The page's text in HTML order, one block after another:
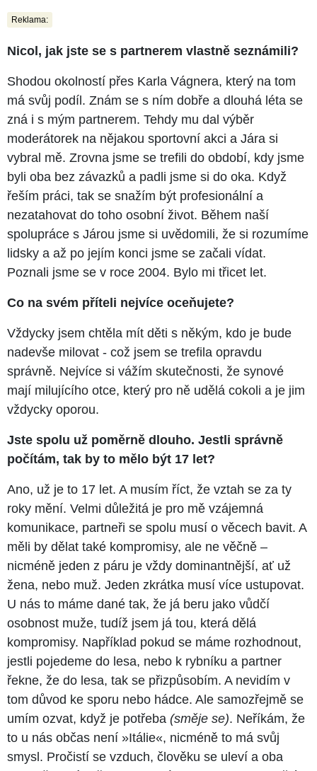
Reklama:
Nicol, jak jste se s partnerem vlastně seznámili?
Shodou okolností přes Karla Vágnera, který na tom
má svůj podíl. Znám se s ním dobře a dlouhá léta se
zná i s mým partnerem. Tehdy mu dal výběr
moderátorek na nějakou sportovní akci a Jára si
vybral mě. Zrovna jsme se trefili do období, kdy jsme
byli oba bez závazků a padli jsme si do oka. Když
řeším práci, tak se snažím být profesionální a
nezatahovat do toho osobní život. Během naší
spolupráce s Járou jsme si uvědomili, že si rozumíme
lidsky a až po jejím konci jsme se začali vídat.
Poznali jsme se v roce 2004. Bylo mi třicet let.
Co na svém příteli nejvíce oceňujete?
Vždycky jsem chtěla mít děti s někým, kdo je bude
nadevše milovat - což jsem se trefila opravdu
správně. Nejvíce si vážím skutečnosti, že synové
mají milujícího otce, který pro ně udělá cokoli a je jim
vždycky oporou.
Jste spolu už poměrně dlouho. Jestli správně
počítám, tak by to mělo být 17 let?
Ano, už je to 17 let. A musím říct, že vztah se za ty
roky mění. Velmi důležitá je pro mě vzájemná
komunikace, partneři se spolu musí o věcech bavit. A
měli by dělat také kompromisy, ale ne věčně –
nicméně jeden z páru je vždy dominantnější, ať už
žena, nebo muž. Jeden zkrátka musí více ustupovat.
U nás to máme dané tak, že já beru jako vůdčí
osobnost muže, tudíž jsem já tou, která dělá
kompromisy. Například pokud se máme rozhodnout,
jestli pojedeme do lesa, nebo k rybníku a partner
řekne, že do lesa, tak se přizpůsobím. A nevidím v
tom důvod ke sporu nebo hádce. Ale samozřejmě se
umím ozvat, když je potřeba (směje se). Neříkám, že
to u nás občas není »Itálie«, nicméně to má svůj
smysl. Pročistí se vzduch, člověku se uleví a oba